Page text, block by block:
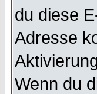
du diese
Adresse
Wenn du